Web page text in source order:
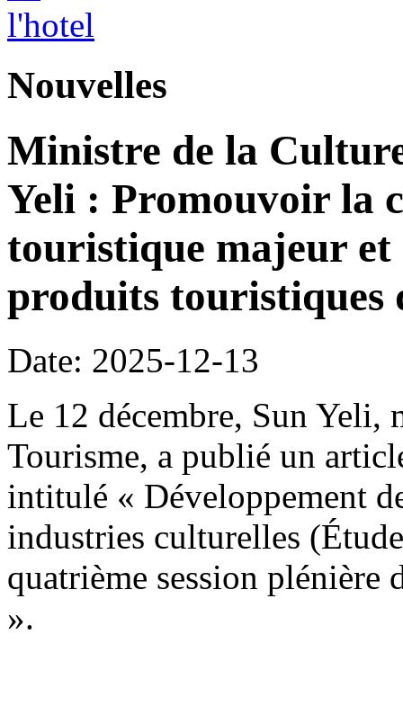
Nouvelles
Ministre de la
Yeli : Promouvoir la
touristique majeur
produits touristiques
Date: 2025-12-13
Le 12 décembre, Sun Yeli,
Tourisme, a publié un
intitulé « Développement
industries culturelles
quatrième session
».